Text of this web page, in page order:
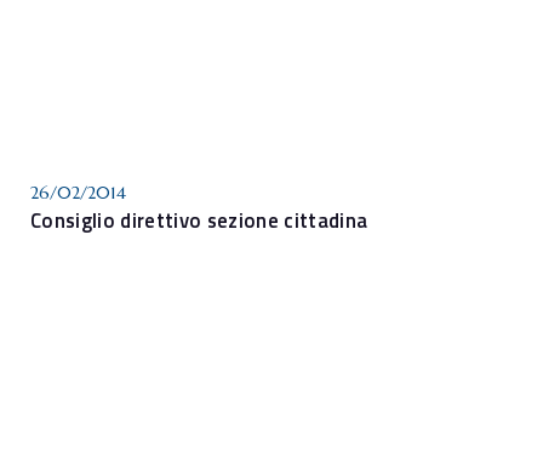
26/02/2014
Consiglio direttivo sezione cittadina